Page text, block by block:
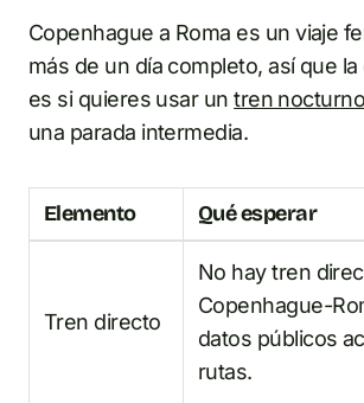
Copenhague a Roma es un viaje
más de un día completo, así que
es si quieres usar untren nocturno
una parada intermedia.
Elemento Qué esperar
Tren directo
No hay tren
Copenhague-
datos públicos
rutas.